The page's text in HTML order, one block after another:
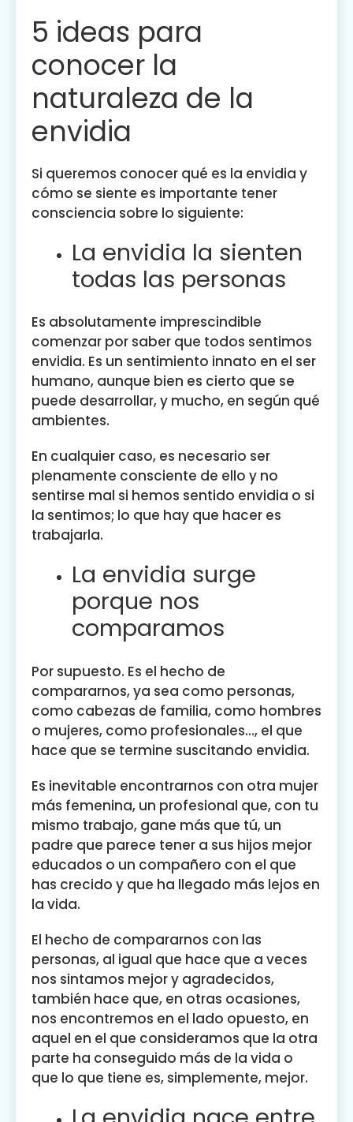
5 ideas para
conocer la
naturaleza de la
envidia
Si queremos conocer qué es la envidia y
cómo se siente es importante tener
consciencia sobre lo siguiente:
La envidia la sienten
todas las personas
Es absolutamente imprescindible
comenzar por saber que todos sentimos
envidia. Es un sentimiento innato en el ser
humano, aunque bien es cierto que se
puede desarrollar, y mucho, en según qué
ambientes.
En cualquier caso, es necesario ser
plenamente consciente de ello y no
sentirse mal si hemos sentido envidia o si
la sentimos; lo que hay que hacer es
trabajarla.
La envidia surge
porque nos
comparamos
Por supuesto. Es el hecho de
compararnos, ya sea como personas,
como cabezas de familia, como hombres
o mujeres, como profesionales…, el que
hace que se termine suscitando envidia.
Es inevitable encontrarnos con otra mujer
más femenina, un profesional que, con tu
mismo trabajo, gane más que tú, un
padre que parece tener a sus hijos mejor
educados o un compañero con el que
has crecido y que ha llegado más lejos en
la vida.
El hecho de compararnos con las
personas, al igual que hace que a veces
nos sintamos mejor y agradecidos,
también hace que, en otras ocasiones,
nos encontremos en el lado opuesto, en
aquel en el que consideramos que la otra
parte ha conseguido más de la vida o
que lo que tiene es, simplemente, mejor.